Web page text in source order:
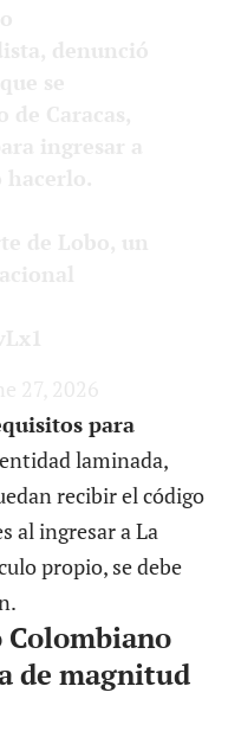
para
laminada,
recibir el código
al ingresar a La
propio, se debe
Colombiano
de magnitud